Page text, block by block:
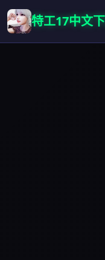
特工17中文